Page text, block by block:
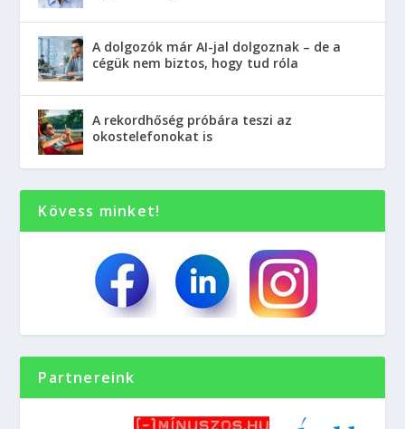
A dolgozók már AI-jal dolgoznak – de a
cégük nem biztos, hogy tud róla
A rekordhőség próbára teszi az
okostelefonokat is
Kövess minket!
Partnereink